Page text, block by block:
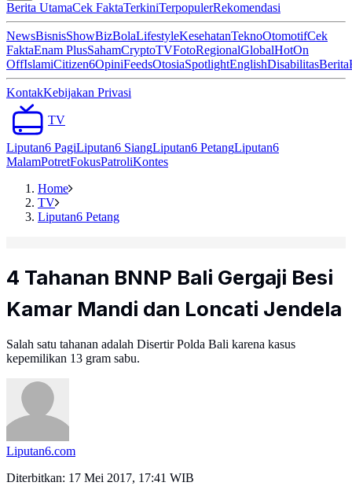
Berita UtamaCek FaktaTerkiniTerpopulerRekomendasi
NewsBisnisShowBizBolaLifestyleKesehatanTeknoOtomotifCek
FaktaEnam PlusSahamCryptoTVFotoRegionalGlobalHotOn
OffIslamiCitizen6OpiniFeedsOtosiaSpotlightEnglishDisabilitasBerita
KontakKebijakan Privasi
TV
Liputan6 PagiLiputan6 SiangLiputan6 PetangLiputan6
MalamPotretFokusPatroliKontes
Home
TV
Liputan6 Petang
4 Tahanan BNNP Bali Gergaji Besi
Kamar Mandi dan Loncati Jendela
Salah satu tahanan adalah Disertir Polda Bali karena kasus
kepemilikan 13 gram sabu.
Liputan6.com
Diterbitkan: 17 Mei 2017, 17:41 WIB